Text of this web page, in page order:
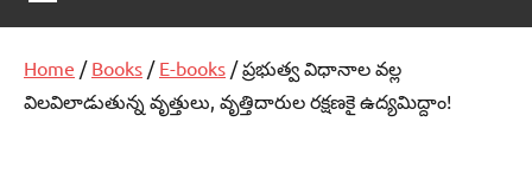
Home / Books / E-books / ప్రభుత్వ విధానాల వల్ల
విలవిలాడుతున్న వృత్తులు, వృత్తిదారుల రక్షణకై ఉద్యమిద్దాం!